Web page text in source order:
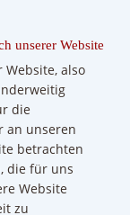
unserer Website
also
die
an unseren
betrachten
die für uns
Website
zu